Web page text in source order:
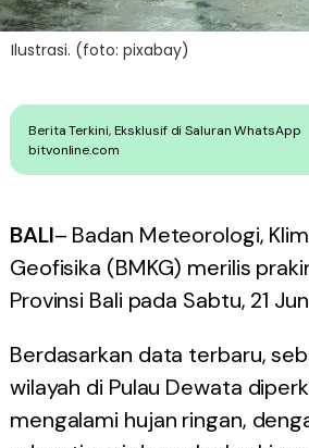
Ilustrasi. (foto: pixabay)
Berita Terkini, Eksklusif di Saluran WhatsApp
bitvonline.com
BALI– Badan Meteorologi,
Geofisika (BMKG) merilis
Provinsi Bali pada Sabtu, 21
Berdasarkan data terbaru,
wilayah di Pulau Dewata
mengalami hujan ringan,